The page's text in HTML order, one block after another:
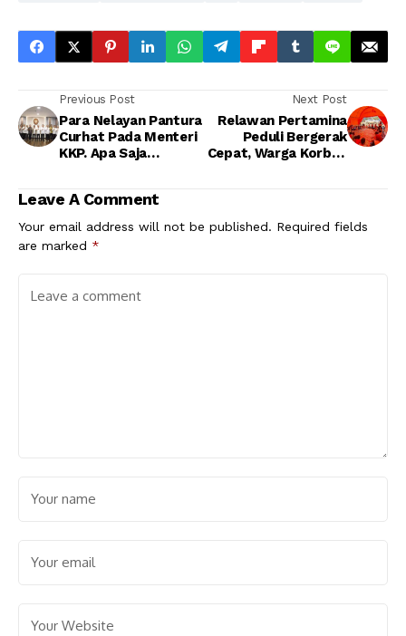
Previous Post
Para Nelayan Pantura
Curhat Pada Menteri
KKP. Apa Saja
Next Post
Relawan Pertamina
Peduli Bergerak
Cepat, Warga Korban
Leave A Comment
Your email address will not be published. Required fields
are marked *